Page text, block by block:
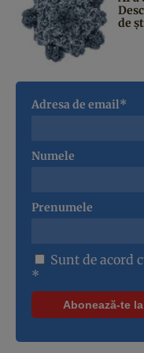
de
Adresa de email*
Numele
Prenumele
Sunt de acord
*